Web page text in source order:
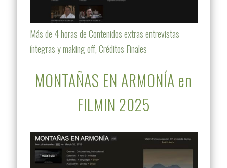
Más de 4 horas de Contenidos extras entrevistas
íntegras y making off, Créditos Finales
MONTAÑAS EN ARMONÍA en
FILMIN 2025